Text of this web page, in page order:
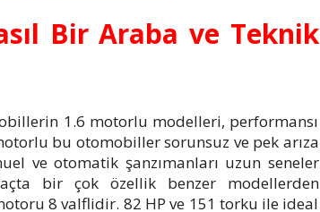
Bir Araba ve Teknik
1.6 motorlu modelleri, performansı
bu otomobiller sorunsuz ve pek arıza
ve otomatik şanzımanları uzun seneler
bir çok özellik benzer modellerden
8 valflidir. 82 HP ve 151 torku ile ideal